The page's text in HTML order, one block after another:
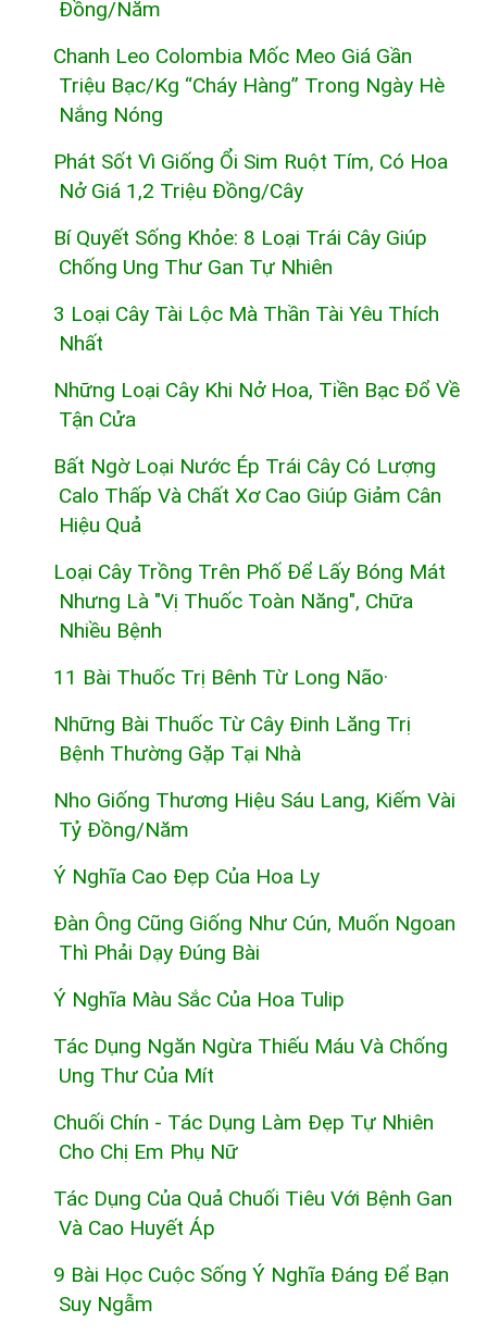
Đồng/năm
Chanh Leo Colombia Mốc Meo Giá Gần
Triệu Bạc/kg “cháy Hàng” Trong Ngày Hè
Nắng Nóng
Phát Sốt Vì Giống Ổi Sim Ruột Tím, Có Hoa
Nở Giá 1,2 Triệu Đồng/cây
Bí Quyết Sống Khỏe: 8 Loại Trái Cây Giúp
Chống Ung Thư Gan Tự Nhiên
3 Loại Cây Tài Lộc Mà Thần Tài Yêu Thích
Nhất
Những Loại Cây Khi Nở Hoa, Tiền Bạc Đổ Về
Tận Cửa
Bất Ngờ Loại Nước Ép Trái Cây Có Lượng
Calo Thấp Và Chất Xơ Cao Giúp Giảm Cân
Hiệu Quả
Loại Cây Trồng Trên Phố Để Lấy Bóng Mát
Nhưng Là "vị Thuốc Toàn Năng", Chữa
Nhiều Bệnh
11 Bài Thuốc Trị Bênh Từ Long Não·
Những Bài Thuốc Từ Cây Đinh Lăng Trị
Bệnh Thường Gặp Tại Nhà
Nho Giống Thương Hiệu Sáu Lang, Kiếm Vài
Tỷ Đồng/năm
Ý Nghĩa Cao Đẹp Của Hoa Ly
Đàn Ông Cũng Giống Như Cún, Muốn Ngoan
Thì Phải Dạy Đúng Bài
Ý Nghĩa Màu Sắc Của Hoa Tulip
Tác Dụng Ngăn Ngừa Thiếu Máu Và Chống
Ung Thư Của Mít
Chuối Chín - Tác Dụng Làm Đẹp Tự Nhiên
Cho Chị Em Phụ Nữ
Tác Dụng Của Quả Chuối Tiêu Với Bệnh Gan
Và Cao Huyết Áp
9 Bài Học Cuộc Sống Ý Nghĩa Đáng Để Bạn
Suy Ngẫm